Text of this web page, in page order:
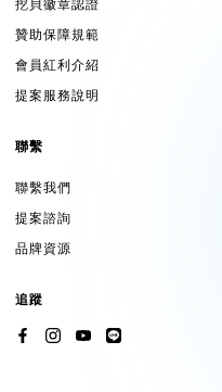
挖貝徽章認證
贊助保障規範
會員紅利介紹
提案服務說明
聯繫
聯繫我們
提案諮詢
品牌資源
追蹤